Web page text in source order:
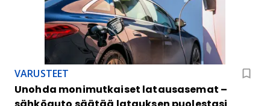
VARUSTEET
Unohda monimutkaiset latausasemat –